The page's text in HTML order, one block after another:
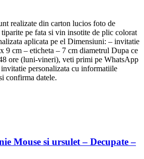
realizate din carton lucios foto de
pe fata si vin insotite de plic colorat
aplicata pe el Dimensiuni: – invitatie
cm – eticheta – 7 cm diametrul Dupa ce
ore (luni-vineri), veti primi pe WhatsApp
personalizata cu informatiile
confirma datele.
Mouse si ursulet – Decupate –